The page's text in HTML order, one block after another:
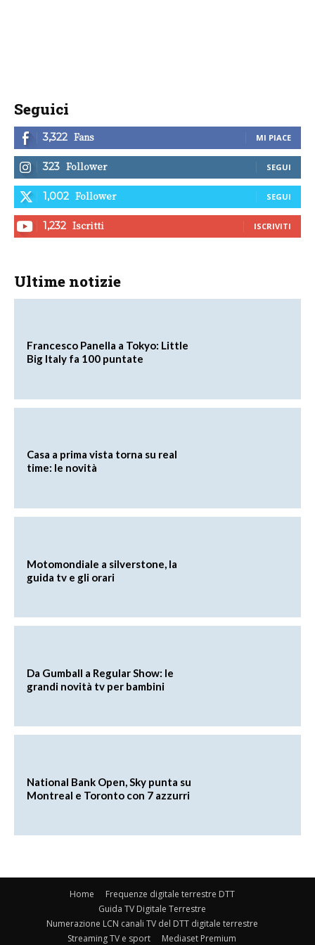
Seguici
3,322 Fans MI PIACE
323 Follower SEGUI
1,002 Follower SEGUI
1,232 Iscritti ISCRIVITI
Ultime notizie
Francesco Panella a Tokyo: Little
Big Italy fa 100 puntate
Casa a prima vista torna su real
time: le novità
Motomondiale a silverstone, la
guida tv e gli orari
Da Gumball a Regular Show: le
grandi novità tv per bambini
National Bank Open, Sky punta su
Montreal e Toronto con 7 azzurri
Home
Frequenze digitale terrestre DTT
Guida TV Digitale Terrestre
Numerazione LCN canali TV del DTT digitale terrestre
Streaming TV e sport
Mediaset Premium